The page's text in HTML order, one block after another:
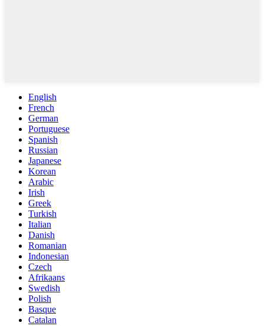
English
French
German
Portuguese
Spanish
Russian
Japanese
Korean
Arabic
Irish
Greek
Turkish
Italian
Danish
Romanian
Indonesian
Czech
Afrikaans
Swedish
Polish
Basque
Catalan